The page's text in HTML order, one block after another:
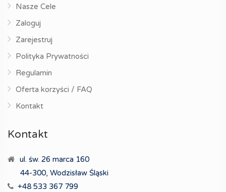
Nasze Cele
Zaloguj
Zarejestruj
Polityka Prywatności
Regulamin
Oferta korzyści / FAQ
Kontakt
Kontakt
ul. św. 26 marca 160
44-300, Wodzisław Śląski
+48 533 367 799